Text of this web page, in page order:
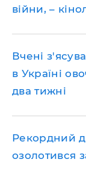
війни, –
Вчені
в Україні
два тижні
Рекордний
озолотився